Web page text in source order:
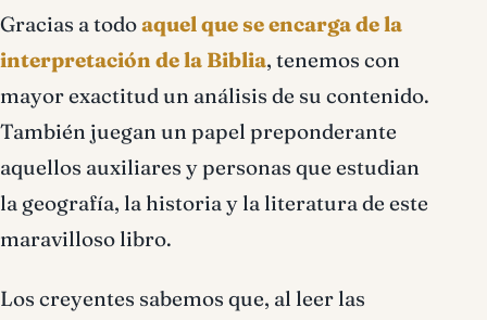
Gracias a todoaquel que se encarga de la
interpretación de la Biblia, tenemos con
mayor exactitud un análisis de su contenido.
También juegan un papel preponderante
aquellos auxiliares y personas que estudian
la geografía, la historia y la literatura de este
maravilloso libro.
Los creyentes sabemos que, al leer las